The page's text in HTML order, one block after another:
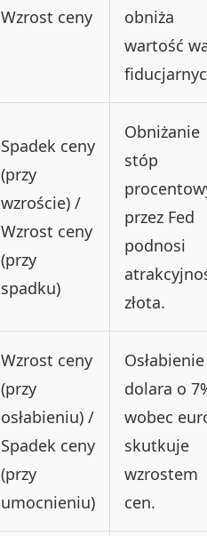
Wzrost ceny
obniża
wartość
Spadek ceny
(przy
wzroście) /
Wzrost ceny
(przy
spadku)
Obniżanie
stóp
przez Fed
podnosi
złota.
Wzrost ceny
(przy
osłabieniu) /
Spadek ceny
(przy
umocnieniu)
Osłabienie
dolara o
wobec
skutkuje
wzrostem
cen.